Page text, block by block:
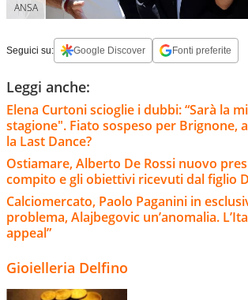
ANSA
Seguici su: Google Discover Fonti preferite
Leggi anche:
Elena Curtoni scioglie i dubbi: “Sarà la
stagione". Fiato sospeso per Brignone,
la Last Dance?
Ostiamare, Alberto De Rossi nuovo
compito e gli obiettivi ricevuti dal figlio
Calciomercato, Paolo Paganini in
problema, Alajbegovic un’anomalia.
appeal”
Gioielleria Delfino